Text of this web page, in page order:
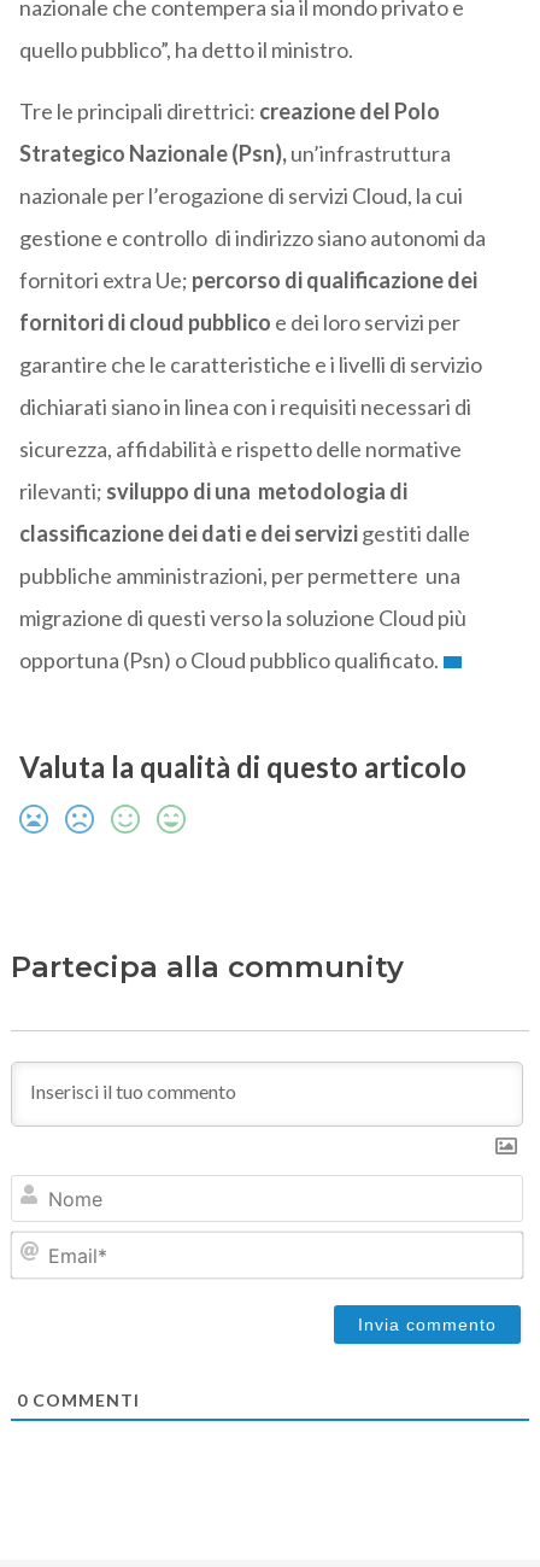
nazionale che contempera sia il mondo privato e
quello pubblico”, ha detto il ministro.
Tre le principali direttrici: creazione del Polo
Strategico Nazionale (Psn),un’infrastruttura
nazionale per l’erogazione di servizi Cloud, la cui
gestione e controllo di indirizzo siano autonomi da
fornitori extra Ue; percorso di qualificazione dei
fornitori di cloud pubblico e dei loro servizi per
garantire che le caratteristiche e i livelli di servizio
dichiarati siano in linea con i requisiti necessari di
sicurezza, affidabilità e rispetto delle normative
rilevanti; sviluppo di una metodologia di
classificazione dei dati e dei servizigestiti dalle
pubbliche amministrazioni, per permettere una
migrazione di questi verso la soluzione Cloud più
opportuna (Psn) o Cloud pubblico qualificato.
Valuta la qualità di questo articolo
Partecipa alla community
0COMMENTI